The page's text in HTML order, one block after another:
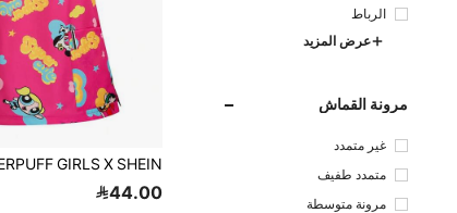
الرباط
عرض المزيد
مرونة القماش
غير متمدد
متمدد طفيف
مرونة متوسطة
44.00